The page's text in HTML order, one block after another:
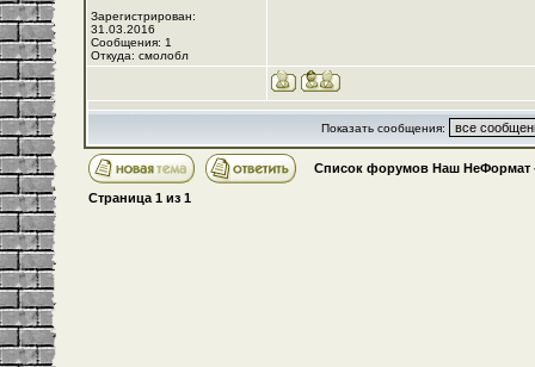
Зарегистрирован:
31.03.2016
Сообщения: 1
Откуда: смолобл
Показать сообщения:
Список форумов Наш НеФормат
Страница 1 из 1